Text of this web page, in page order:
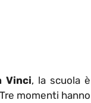
Vinci, la scuola è
momenti hanno